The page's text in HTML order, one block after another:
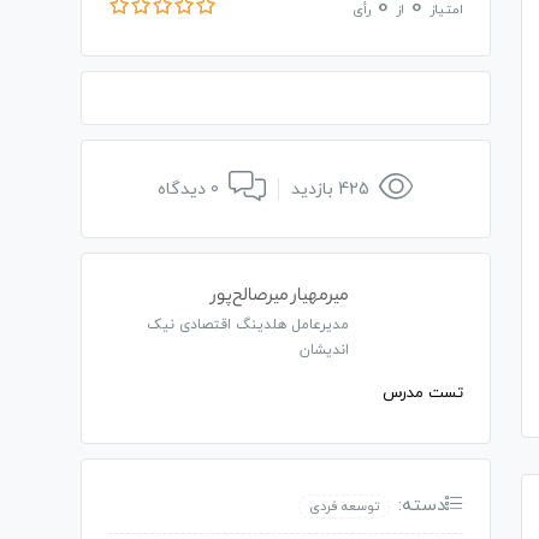
امتیاز 0 از 0 رأی
میرمهیار میرصالح‌پور
مدیرعامل هلدینگ اقتصادی نیک
اندیشان
تست مدرس
دسته: توسعه فردی